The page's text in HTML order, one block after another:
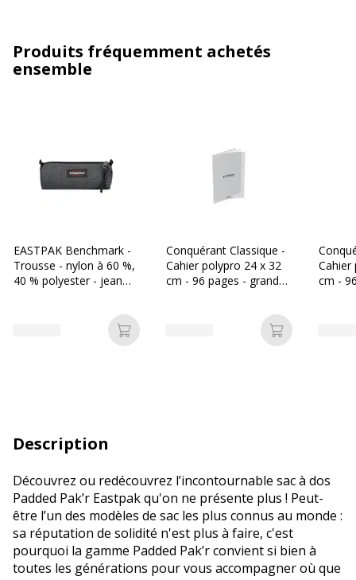
Produits fréquemment achetés
ensemble
EASTPAK Benchmark -
Trousse - nylon à 60 %,
40 % polyester - jean
Ajouter au panier
Conquérant Classique -
Cahier polypro 24 x 32
cm - 96 pages - grands
Ajouter au
Cahier
cm -
Description
Découvrez ou redécouvrez l’incontournable sac à dos
Padded Pak’r Eastpak qu'on ne présente plus ! Peut-
être l’un des modèles de sac les plus connus au monde :
sa réputation de solidité n'est plus à faire, c'est
pourquoi la gamme Padded Pak’r convient si bien à
toutes les générations pour vous accompagner où que